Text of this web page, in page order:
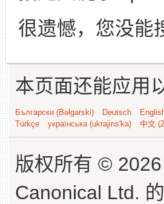
很遗憾，您没能
本页面还能应用
Български (Bəlgarski) Deutsch
Türkçe
українська (ukrajins'ka) 中文
版权所有 © 2026
Canonical Ltd.